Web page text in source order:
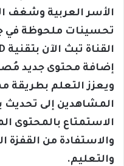
الأسر العربية وشغف
تحسينات ملحوظة في
إضافة محتوى جديد
المشاهدين إلى تحديث
الاستمتاع بالمحتوى
والاستفادة من القفزة
والتعليم.